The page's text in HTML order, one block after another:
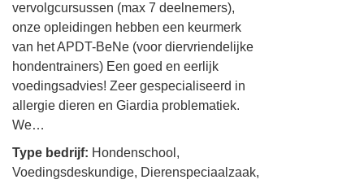
vervolgcursussen (max 7 deelnemers),
onze opleidingen hebben een keurmerk
van het APDT-BeNe (voor diervriendelijke
hondentrainers) Een goed en eerlijk
voedingsadvies! Zeer gespecialiseerd in
allergie dieren en Giardia problematiek.
We…
Type bedrijf: Hondenschool,
Voedingsdeskundige, Dierenspeciaalzaak,